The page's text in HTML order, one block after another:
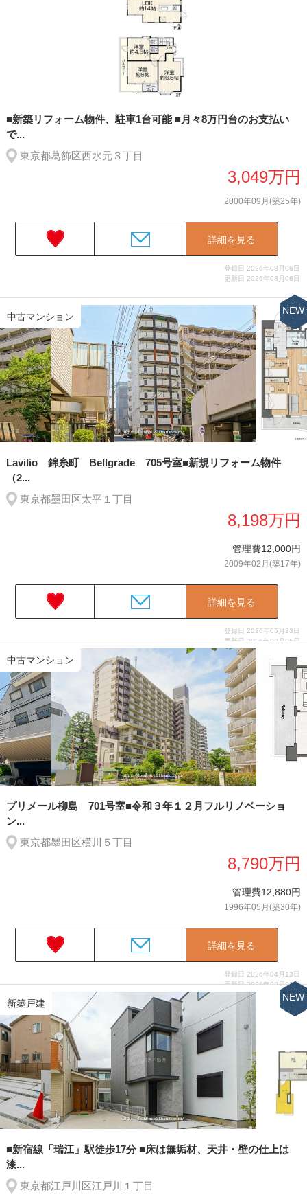
■新築リフォーム物件、駐車1台可能 ■月々8万円台のお支払い
で...
東京都葛飾区西水元３丁目
3,049万円
2000年09月(築25年)
詳細を見る
登録日 2026年08月06日
更新日 2026年08月06日
中古マンション
NEW
Lavilio 錦糸町 Bellgrade 705号室■新規リフォーム物件
（2...
東京都墨田区太平１丁目
8,198万円
管理費12,000円
2009年02月(築17年)
詳細を見る
登録日 2026年05月23日
更新日 2026年08月06日
中古マンション
プリメール柳島 701号室■令和３年１２月フルリノベーショ
ン...
東京都墨田区横川５丁目
8,790万円
管理費12,880円
1996年05月(築30年)
詳細を見る
登録日 2026年04月13日
更新日 2026年08月06日
新築戸建
NEW
■新宿線「瑞江」駅徒歩17分 ■床は無垢材、天井・壁の仕上は
漆...
東京都江戸川区江戸川１丁目